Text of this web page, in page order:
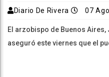
Diario De Rivera 07
El arzobispo de Buenos
aseguró este viernes que el